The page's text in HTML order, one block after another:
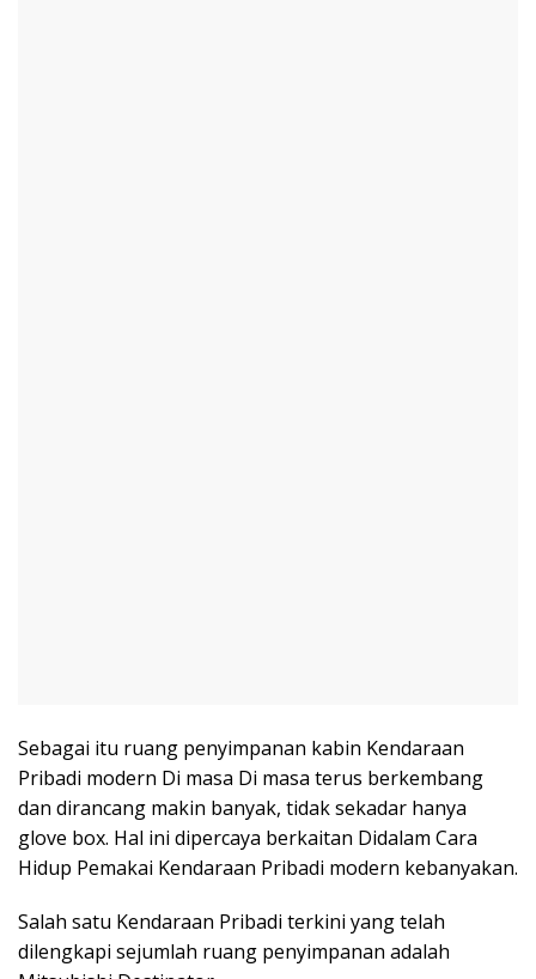
Sebagai itu ruang penyimpanan kabin Kendaraan
Pribadi modern Di masa Di masa terus berkembang
dan dirancang makin banyak, tidak sekadar hanya
glove box. Hal ini dipercaya berkaitan Didalam Cara
Hidup Pemakai Kendaraan Pribadi modern kebanyakan.
Salah satu Kendaraan Pribadi terkini yang telah
dilengkapi sejumlah ruang penyimpanan adalah